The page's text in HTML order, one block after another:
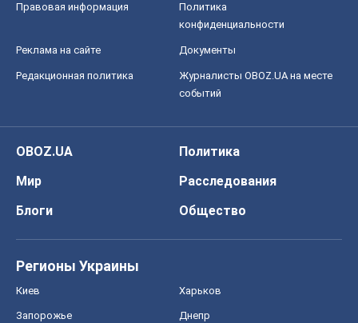
Правовая информация
Политика
конфиденциальности
Реклама на сайте Документы
Редакционная политика
Журналисты OBOZ.UA на месте
событий
OBOZ.UA
Политика
Мир
Расследования
Блоги
Общество
Регионы Украины
Киев Харьков
Запорожье Днепр